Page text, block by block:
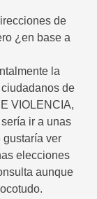
de
¿en base a
la
de
VIOLENCIA,
ir a unas
gustaría ver
elecciones
aunque